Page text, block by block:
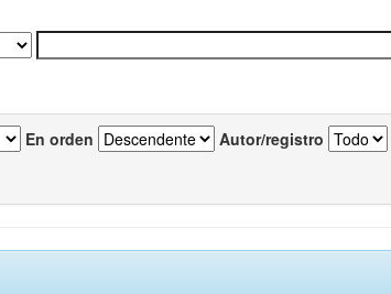
En orden Autor/registro